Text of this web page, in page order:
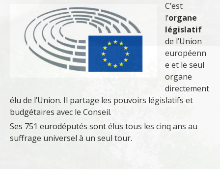
C’est
l’organe
législatif
de l’Union
européenn
e et le seul
organe
directement
élu de l’Union. Il partage les pouvoirs législatifs et
budgétaires avec le Conseil.
Ses 751 eurodéputés sont élus tous les cinq ans au
suffrage universel à un seul tour.